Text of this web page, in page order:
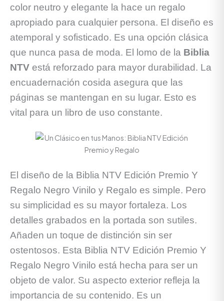
color neutro y elegante la hace un regalo
apropiado para cualquier persona. El diseño es
atemporal y sofisticado. Es una opción clásica
que nunca pasa de moda. El lomo de la Biblia
NTV está reforzado para mayor durabilidad. La
encuadernación cosida asegura que las
páginas se mantengan en su lugar. Esto es
vital para un libro de uso constante.
El diseño de la Biblia NTV Edición Premio Y
Regalo Negro Vinilo y Regalo es simple. Pero
su simplicidad es su mayor fortaleza. Los
detalles grabados en la portada son sutiles.
Añaden un toque de distinción sin ser
ostentosos. Esta Biblia NTV Edición Premio Y
Regalo Negro Vinilo está hecha para ser un
objeto de valor. Su aspecto exterior refleja la
importancia de su contenido. Es un